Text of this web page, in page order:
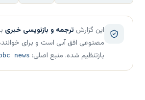
این گزارش ترجمه و بازنویسی خبری
مصنوعی افق آبی است و برای
بازتنظیم شده. منبع اصلی: bbc news